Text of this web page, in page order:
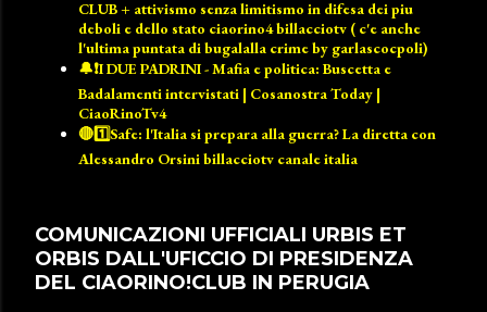
CLUB + attivismo senza limitismo in difesa dei piu
deboli e dello stato ciaorino4 billacciotv ( c'e anche
l'ultima puntata di bugalalla crime by garlascocpoli)
🔔❗️I DUE PADRINI - Mafia e politica: Buscetta e
Badalamenti intervistati | Cosanostra Today |
CiaoRinoTv4
🔴1️⃣Safe: l'Italia si prepara alla guerra? La diretta con
Alessandro Orsini billacciotv canale italia
COMUNICAZIONI UFFICIALI URBIS ET
ORBIS DALL'UFICCIO DI PRESIDENZA
DEL CIAORINO!CLUB IN PERUGIA